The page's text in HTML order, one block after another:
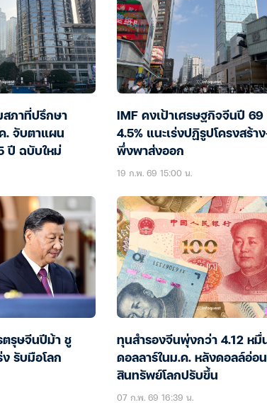
สภาที่ปรึกษา
. จับตาแผน
ปี ฉบับใหม่
IMF คงเป้าเศรษฐกิจจีนปี 69
4.5% แนะเร่งปฏิรูปโครงสร้า
พึ่งพาส่งออก
19 ก.พ. 69 15:00 น.
ตรุษจีนปีม้า ชู
รับมือโลก
ทุนสำรองจีนพุ่งกว่า 4.12 หมื่
ดอลลาร์ในม.ค. หลังดอลล์อ่อ
สินทรัพย์โลกปรับขึ้น
07 ก.พ. 69 16:39 น.